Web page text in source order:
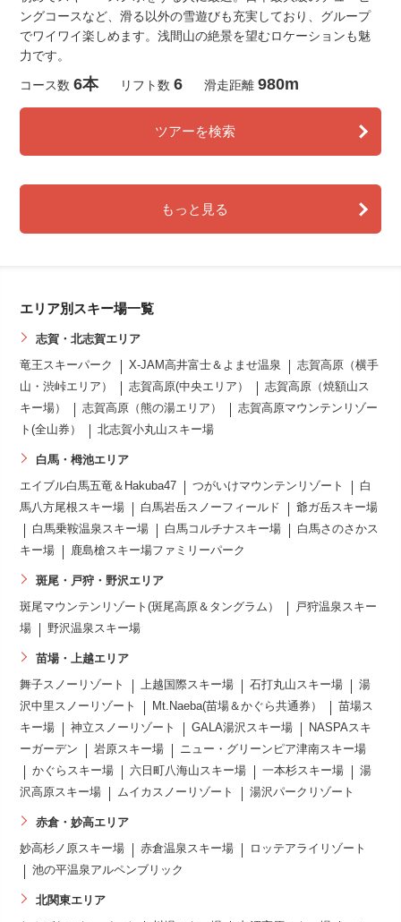
ングコースなど、滑る以外の雪遊びも充実しており、グループ
でワイワイ楽しめます。浅間山の絶景を望むロケーションも魅
力です。
コース数 6本 リフト数 6 滑走距離 980m
ツアーを検索
もっと見る
エリア別スキー場一覧
志賀・北志賀エリア
竜王スキーパーク X-JAM高井富士＆よませ温泉
志賀高原（横手
山・渋峠エリア）
志賀高原(中央エリア）
志賀高原（焼額山ス
キー場）
志賀高原（熊の湯エリア）
志賀高原マウンテンリゾー
ト(全山券）
北志賀小丸山スキー場
白馬・栂池エリア
エイブル白馬五竜＆Hakuba47 つがいけマウンテンリゾート
白
馬八方尾根スキー場
白馬岩岳スノーフィールド
爺ガ岳スキー場
白馬乗鞍温泉スキー場
白馬コルチナスキー場
白馬さのさかス
キー場
鹿島槍スキー場ファミリーパーク
斑尾・戸狩・野沢エリア
斑尾マウンテンリゾート(斑尾高原＆タングラム）
戸狩温泉スキー
場
野沢温泉スキー場
苗場・上越エリア
舞子スノーリゾート 上越国際スキー場 石打丸山スキー場
湯
沢中里スノーリゾート
Mt.Naeba(苗場＆かぐら共通券）
苗場ス
キー場
神立スノーリゾート GALA湯沢スキー場
NASPAスキ
ーガーデン
岩原スキー場
ニュー・グリーンピア津南スキー場
かぐらスキー場
六日町八海山スキー場 一本杉スキー場
湯
沢高原スキー場
ムイカスノーリゾート 湯沢パークリゾート
赤倉・妙高エリア
妙高杉ノ原スキー場 赤倉温泉スキー場
ロッテアライリゾート
池の平温泉アルペンブリック
北関東エリア